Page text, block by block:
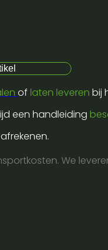
of laten leveren bij
een handleiding
We